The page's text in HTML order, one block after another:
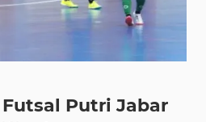
Putri Jabar